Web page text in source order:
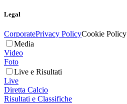
Legal
CorporatePrivacy PolicyCookie Policy
Media
Video
Foto
Live e Risultati
Live
Diretta Calcio
Risultati e Classifiche